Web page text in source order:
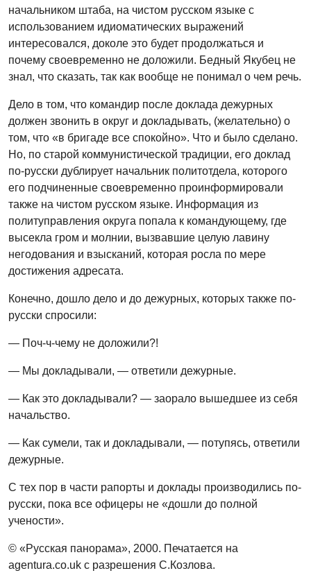
начальником штаба, на чистом русском языке с
использованием идиоматических выражений
интересовался, доколе это будет продолжаться и
почему своевременно не доложили. Бедный Якубец не
знал, что сказать, так как вообще не понимал о чем речь.
Дело в том, что командир после доклада дежурных
должен звонить в округ и докладывать, (желательно) о
том, что «в бригаде все спокойно». Что и было сделано.
Но, по старой коммунистической традиции, его доклад
по-русски дублирует начальник политотдела, которого
его подчиненные своевременно проинформировали
также на чистом русском языке. Информация из
политуправления округа попала к командующему, где
высекла гром и молнии, вызвавшие целую лавину
негодования и взысканий, которая росла по мере
достижения адресата.
Конечно, дошло дело и до дежурных, которых также по-
русски спросили:
— Поч-ч-чему не доложили?!
— Мы докладывали, — ответили дежурные.
— Как это докладывали? — заорало вышедшее из себя
начальство.
— Как сумели, так и докладывали, — потупясь, ответили
дежурные.
С тех пор в части рапорты и доклады производились по-
русски, пока все офицеры не «дошли до полной
учености».
© «Русская панорама», 2000. Печатается на
agentura.co.uk с разрешения С.Козлова.